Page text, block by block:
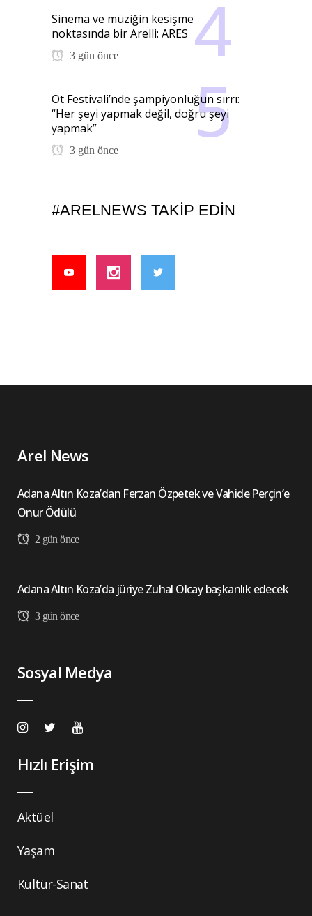
Sinema ve müziğin kesişme
noktasında bir Arelli: ARES
3 gün önce
Ot Festivali’nde şampiyonluğun sırrı:
“Her şeyi yapmak değil, doğru şeyi
yapmak”
3 gün önce
#ARELNEWS TAKIP EDIN
Arel News
Adana Altın Koza’dan Ferzan Özpetek ve Vahide Perçin’e
Onur Ödülü
2 gün önce
Adana Altın Koza’da jüriye Zuhal Olcay başkanlık edecek
3 gün önce
Sosyal Medya
Hızlı Erişim
Aktüel
Yaşam
Kültür-Sanat